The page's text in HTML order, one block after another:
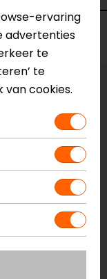
Niet op voorraad
Niet op voorraad
Niet op voorraad
Niet op voorraad
ervaring
advertenties
te
te
van cookies.